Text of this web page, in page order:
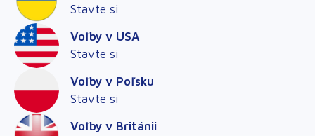
Stavte si
Voľby v USA
Stavte si
Voľby v Poľsku
Stavte si
Voľby v Británii